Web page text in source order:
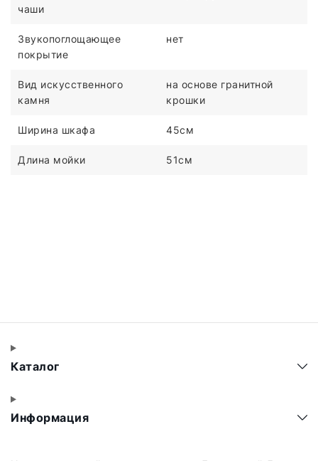
чаши
Звукопоглощающее
покрытие
нет
Вид искусственного
камня
на основе гранитной
крошки
Ширина шкафа 45см
Длина мойки 51см
Каталог
Информация